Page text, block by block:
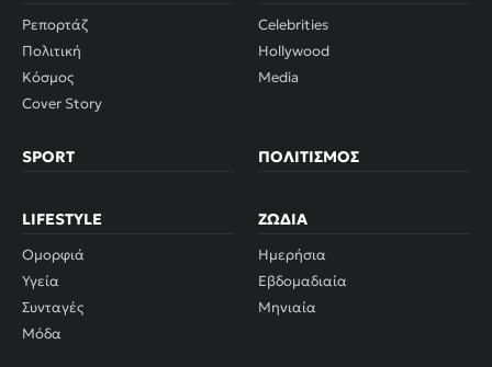
Ρεπορτάζ
Πολιτική
Κόσμος
Cover Story
Celebrities
Hollywood
Media
SPORT ΠΟΛΙΤΙΣΜΌΣ
LIFESTYLE
Ομορφιά
Υγεία
Συνταγές
Μόδα
ΖΏΔΙΑ
Ημερήσια
Εβδομαδιαία
Μηνιαία